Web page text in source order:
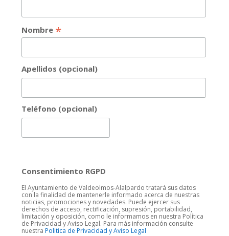
Nombre *
Apellidos (opcional)
Teléfono (opcional)
Consentimiento RGPD
El Ayuntamiento de Valdeolmos-Alalpardo tratará sus datos
con la finalidad de mantenerle informado acerca de nuestras
noticias, promociones y novedades. Puede ejercer sus
derechos de acceso, rectificación, supresión, portabilidad,
limitación y oposición, como le informamos en nuestra Política
de Privacidad y Aviso Legal. Para más información consulte
nuestra Politica de Privacidad y Aviso Legal